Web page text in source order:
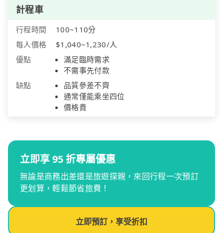
計程車
行程時間
100~110分
每人價格
$1,040~1,230/人
優點
滿足臨時需求
不需事先付款
缺點
品質參差不齊
通常僅能乘坐四位
價格貴
立即享 95 折專屬優惠
無論是商務出差還是旅遊探親，來回行程一次預訂
更划算，輕鬆節省旅費！
立即預訂，享受折扣